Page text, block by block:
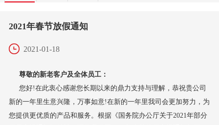
2021年春节放假通知
2021-01-18
尊敬的新老客户及全体员工：
您好!在此衷心感谢您长期以来的鼎力支持与理解，恭祝贵公司
新的一年里生意兴隆，万事如意!在新的一年里我司会更加努力，为
您提供更优质的产品和服务。根据《国务院办公厅关于2021年部分